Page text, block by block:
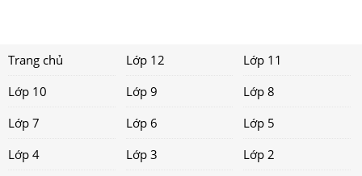
Trang chủ Lớp 12
Lớp 11
Lớp 10
Lớp 9
Lớp 8
Lớp 7
Lớp 6
Lớp 5
Lớp 4
Lớp 3
Lớp 2